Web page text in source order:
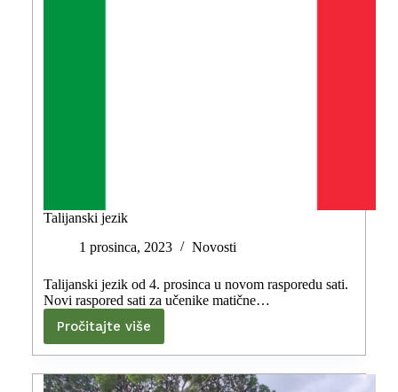
Talijanski jezik
1 prosinca, 2023
Novosti
Talijanski jezik od 4. prosinca u novom rasporedu sati.
Novi raspored sati za učenike matične…
Pročitajte više